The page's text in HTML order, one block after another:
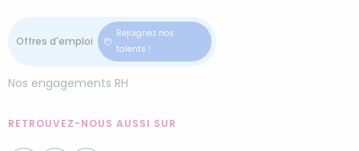
Rejoignez nos
talents !
Nos engagements RH
RETROUVEZ-NOUS AUSSI SUR